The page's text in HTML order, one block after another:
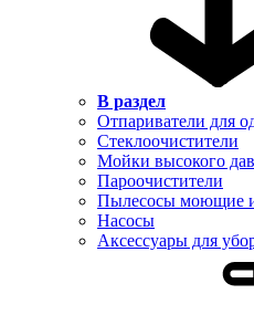
В раздел
Отпариватели для
Стеклоочистители
Мойки высокого
Пароочистители
Пылесосы моющие
Насосы
Аксессуары для